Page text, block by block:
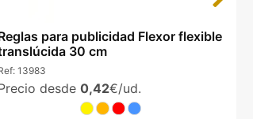
para publicidad Flexor flexible
30 cm
13983
desde 0,42€/ud.